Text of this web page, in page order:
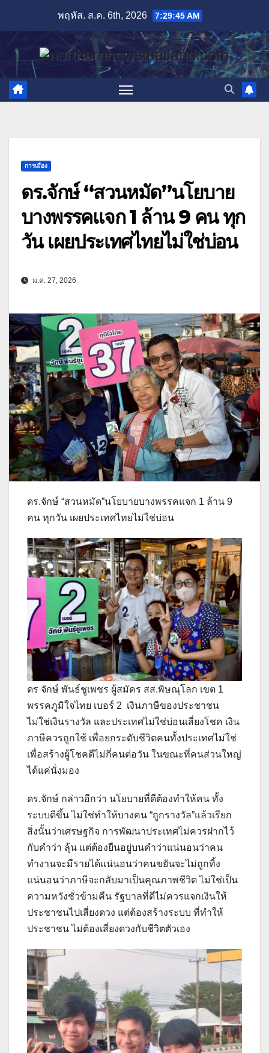
content
พฤหัส. ส.ค. 6th, 2026 7:29:46 AM
การเมือง
ดร.จักษ์ “สวนหมัด”นโยบาย
บางพรรคแจก 1 ล้าน 9 คน ทุก
วัน เผยประเทศไทยไม่ใช่บ่อน
ม.ค. 27, 2026
ดร.จักษ์ “สวนหมัด”นโยบายบางพรรคแจก 1 ล้าน 9
คน ทุกวัน เผยประเทศไทยไม่ใช่บ่อน
ดร จักษ์ พันธ์ชูเพชร ผู้สมัคร สส.พิษณุโลก เขต 1
พรรคภูมิใจไทย เบอร์ 2 เงินภาษีของประชาชน
ไม่ใช่เงินรางวัล และประเทศไม่ใช่บ่อนเสี่ยงโชค เงิน
ภาษีควรถูกใช้ เพื่อยกระดับชีวิตคนทั้งประเทศไม่ใช่
เพื่อสร้างผู้โชคดีไม่กี่คนต่อวัน ในขณะที่คนส่วนใหญ่
ได้แค่นั่งมอง
ดร.จักษ์ กล่าวอีกว่า นโยบายที่ดีต้องทำให้คน ทั้ง
ระบบดีขึ้น ไม่ใช่ทำให้บางคน “ถูกรางวัล”แล้วเรียก
สิ่งนั้นว่าเศรษฐกิจ การพัฒนาประเทศไม่ควรฝากไว้
กับคำว่า ลุ้น แต่ต้องยืนอยู่บนคำว่าแน่นอนว่าคน
ทำงานจะมีรายได้แน่นอนว่าคนขยันจะไม่ถูกทิ้ง
แน่นอนว่าภาษีจะกลับมาเป็นคุณภาพชีวิต ไม่ใช่เป็น
ความหวังชั่วข้ามคืน รัฐบาลที่ดีไม่ควรแจกเงินให้
ประชาชนไปเสี่ยงดวง แต่ต้องสร้างระบบ ที่ทำให้
ประชาชน ไม่ต้องเสี่ยงดวงกับชีวิตตัวเอง